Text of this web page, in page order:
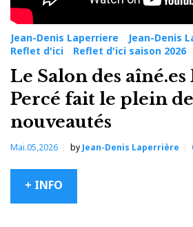
Jean-Denis Laperriere
Jean-Denis
Reflet d'ici
Reflet d'ici saison 2026
Le Salon des
Percé fait le plein de
nouveautés
Mai.05,2026 by Jean-Denis Laperrière
+ INFO